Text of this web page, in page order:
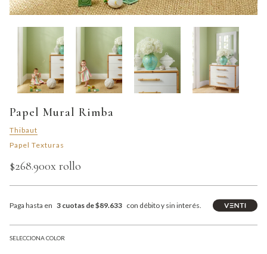
Papel Mural Rimba
Thibaut
Papel Texturas
$268.900x rollo
Paga hasta en 3 cuotas de $89.633 con débito y sin interés.
SELECCIONA COLOR